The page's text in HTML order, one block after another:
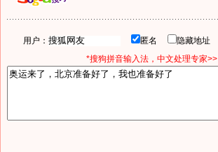
用户： 匿名 隐藏地址
*搜狗拼音输入法，中文处理专家>>